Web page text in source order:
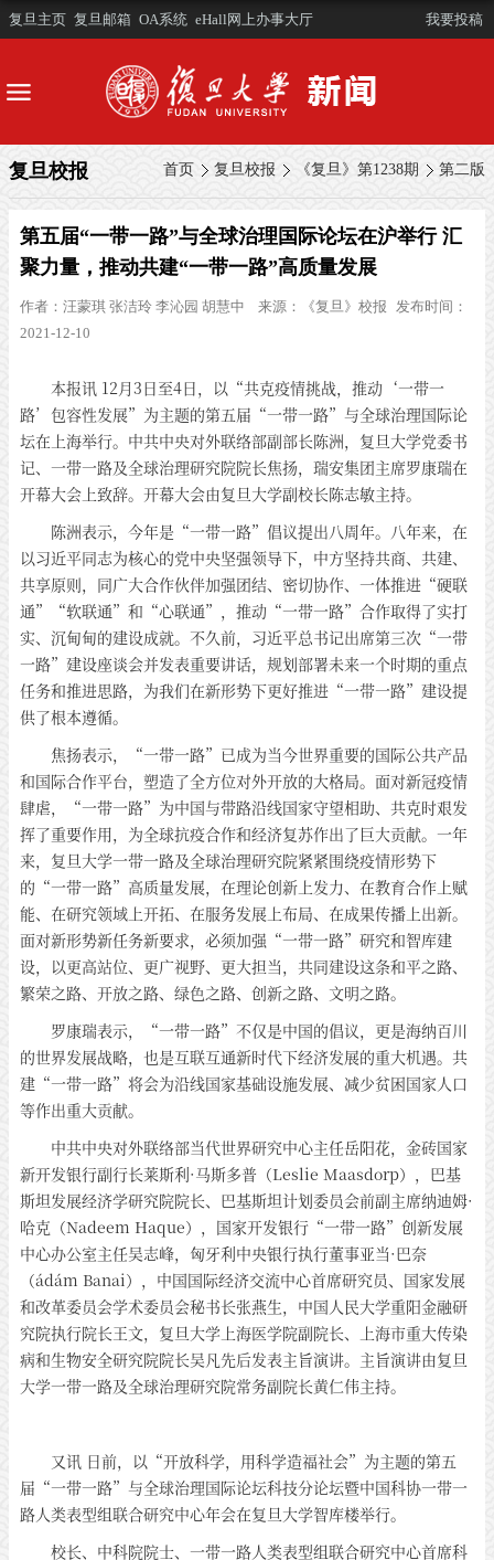
复旦主页 复旦邮箱 OA系统 eHall网上办事大厅 我要投稿
首页 复旦校报 《复旦》第1238期 第二版
复旦校报
第五届“一带一路”与全球治理国际论坛在沪举行 汇
聚力量，推动共建“一带一路”高质量发展
作者： 汪蒙琪 张洁玲 李沁园 胡慧中 来源： 《复旦》校报 发布时间：
2021-12-10
本报讯 12月3日至4日，以“共克疫情挑战，推动‘一带一
路’包容性发展”为主题的第五届“一带一路”与全球治理国际论
坛在上海举行。中共中央对外联络部副部长陈洲，复旦大学党委书
记、一带一路及全球治理研究院院长焦扬，瑞安集团主席罗康瑞在
开幕大会上致辞。开幕大会由复旦大学副校长陈志敏主持。
陈洲表示，今年是“一带一路”倡议提出八周年。八年来，在
以习近平同志为核心的党中央坚强领导下，中方坚持共商、共建、
共享原则，同广大合作伙伴加强团结、密切协作、一体推进“硬联
通”“软联通”和“心联通”，推动“一带一路”合作取得了实打
实、沉甸甸的建设成就。不久前，习近平总书记出席第三次“一带
一路”建设座谈会并发表重要讲话，规划部署未来一个时期的重点
任务和推进思路，为我们在新形势下更好推进“一带一路”建设提
供了根本遵循。
焦扬表示，“一带一路”已成为当今世界重要的国际公共产品
和国际合作平台，塑造了全方位对外开放的大格局。面对新冠疫情
肆虐，“一带一路”为中国与带路沿线国家守望相助、共克时艰发
挥了重要作用，为全球抗疫合作和经济复苏作出了巨大贡献。一年
来，复旦大学一带一路及全球治理研究院紧紧围绕疫情形势下
的“一带一路”高质量发展，在理论创新上发力、在教育合作上赋
能、在研究领域上开拓、在服务发展上布局、在成果传播上出新。
面对新形势新任务新要求，必须加强“一带一路”研究和智库建
设，以更高站位、更广视野、更大担当，共同建设这条和平之路、
繁荣之路、开放之路、绿色之路、创新之路、文明之路。
罗康瑞表示，“一带一路”不仅是中国的倡议，更是海纳百川
的世界发展战略，也是互联互通新时代下经济发展的重大机遇。共
建“一带一路”将会为沿线国家基础设施发展、减少贫困国家人口
等作出重大贡献。
中共中央对外联络部当代世界研究中心主任岳阳花，金砖国家
新开发银行副行长莱斯利·马斯多普（Leslie Maasdorp），巴基
斯坦发展经济学研究院院长、巴基斯坦计划委员会前副主席纳迪姆·
哈克（Nadeem Haque），国家开发银行“一带一路”创新发展
中心办公室主任吴志峰，匈牙利中央银行执行董事亚当·巴奈
（ádám Banai），中国国际经济交流中心首席研究员、国家发展
和改革委员会学术委员会秘书长张燕生，中国人民大学重阳金融研
究院执行院长王文，复旦大学上海医学院副院长、上海市重大传染
病和生物安全研究院院长吴凡先后发表主旨演讲。主旨演讲由复旦
大学一带一路及全球治理研究院常务副院长黄仁伟主持。
又讯 日前，以“开放科学，用科学造福社会”为主题的第五
届“一带一路”与全球治理国际论坛科技分论坛暨中国科协一带一
路人类表型组联合研究中心年会在复旦大学智库楼举行。
校长、中科院院士、一带一路人类表型组联合研究中心首席科